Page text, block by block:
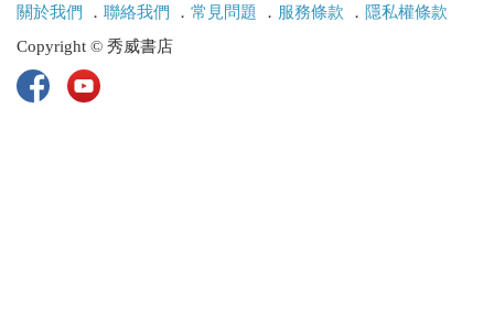
關於我們
． 聯絡我們 ． 常見問題 ． 服務條款 ． 隱私權條款
Copyright © 秀威書店